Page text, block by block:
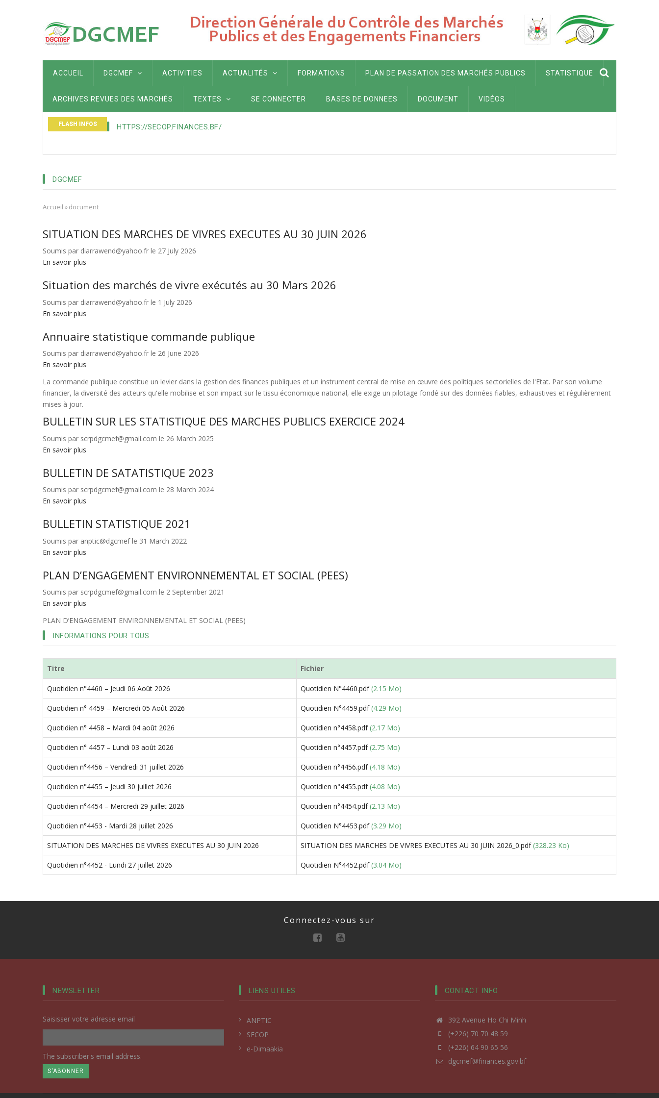
MAIN
NAVIGATION
ACCUEIL DGCMEF ACTIVITIES ACTUALITÉS FORMATIONS PLAN DE PASSATION DES MARCHÉS PUBLICS STATISTIQUE
ARCHIVES REVUES DES MARCHÉS TEXTES SE CONNECTER BASES DE DONNEES DOCUMENT VIDÉOS
FLASH INFOS HTTPS://SECOP.FINANCES.BF/
DGCMEF
Fil
Accueil »document
SITUATION DES MARCHES DE VIVRES EXECUTES AU 30 JUIN 2026
Soumis par diarrawend@yahoo.fr le 27 July 2026
En savoir plus
DES
DE
AU
30
Situation des marchés de vivre exécutés au 30 Mars 2026
Soumis par diarrawend@yahoo.fr le 1 July 2026
En savoir plus
des
de
exécutés
au
2026
Annuaire statistique commande publique
Soumis par diarrawend@yahoo.fr le 26 June 2026
En savoir plus
statistique
commande
La commande publique constitue un levier dans la gestion des finances publiques et un instrument central de mise en œuvre des politiques sectorielles de l'Etat. Par son volume
financier, la diversité des acteurs qu'elle mobilise et son impact sur le tissu économique national, elle exige un pilotage fondé sur des données fiables, exhaustives et régulièrement
mises à jour.
BULLETIN SUR LES STATISTIQUE DES MARCHES PUBLICS EXERCICE 2024
Soumis par scrpdgcmef@gmail.com le 26 March 2025
En savoir plus
SUR
STATISTIQUE
PUBLICS
EXERCICE
BULLETIN DE SATATISTIQUE 2023
Soumis par scrpdgcmef@gmail.com le 28 March 2024
En savoir plus
DE
2023
BULLETIN STATISTIQUE 2021
Soumis par anptic@dgcmefle 31 March 2022
En savoir plus
STATISTIQUE
PLAN D’ENGAGEMENT ENVIRONNEMENTAL ET SOCIAL (PEES)
Soumis par scrpdgcmef@gmail.com le 2 September 2021
En savoir plus
D’ENGAGEMENT
ENVIRONNEMENTAL
ET
SOCIAL
PLAN D’ENGAGEMENT ENVIRONNEMENTAL ET SOCIAL (PEES)
INFORMATIONS POUR TOUS
Titre Fichier
Quotidien n°4460 – Jeudi 06 Août 2026 Quotidien N°4460.pdf (2.15 Mo)
Quotidien n° 4459 – Mercredi 05 Août 2026 Quotidien N°4459.pdf (4.29 Mo)
Quotidien n° 4458 – Mardi 04 août 2026 Quotidien n°4458.pdf (2.17 Mo)
Quotidien n° 4457 – Lundi 03 août 2026 Quotidien n°4457.pdf (2.75 Mo)
Quotidien n°4456 – Vendredi 31 juillet 2026 Quotidien n°4456.pdf (4.18 Mo)
Quotidien n°4455 – Jeudi 30 juillet 2026 Quotidien n°4455.pdf (4.08 Mo)
Quotidien n°4454 – Mercredi 29 juillet 2026 Quotidien n°4454.pdf (2.13 Mo)
Quotidien n°4453 - Mardi 28 juillet 2026 Quotidien N°4453.pdf (3.29 Mo)
SITUATION DES MARCHES DE VIVRES EXECUTES AU 30 JUIN 2026 SITUATION DES MARCHES DE VIVRES EXECUTES AU 30 JUIN 2026_0.pdf (328.23 Ko)
Quotidien n°4452 - Lundi 27 juillet 2026 Quotidien N°4452.pdf (3.04 Mo)
Connectez-vous sur
NEWSLETTER
Saisisser votre adresse email
The subscriber's email address.
LIENS UTILES
ANPTIC
SECOP
e-Dimaakia
CONTACT INFO
392 Avenue Ho Chi Minh
(+226) 70 70 48 59
(+226) 64 90 65 56
dgcmef@finances.gov.bf